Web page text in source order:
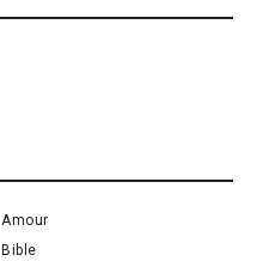
Amour
Bible